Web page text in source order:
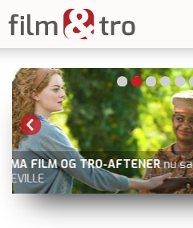
ELEANORS SANDHED nu på